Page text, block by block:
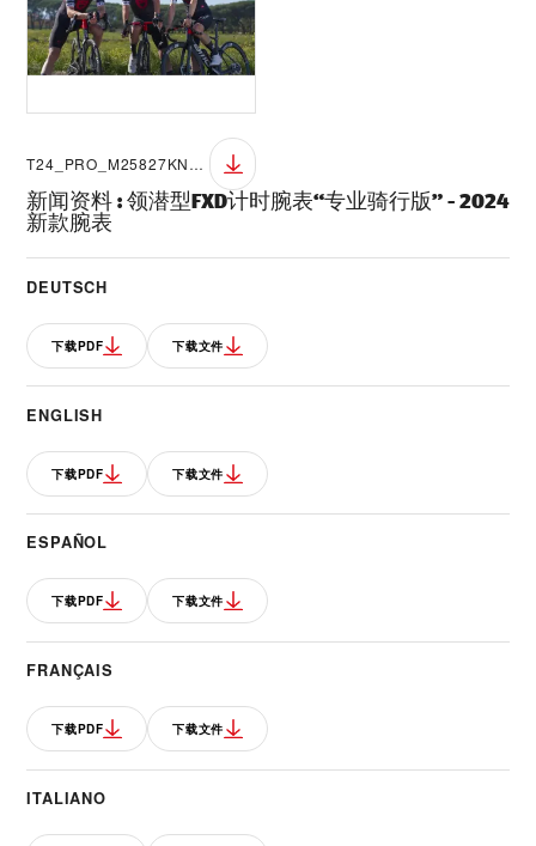
T24_PRO_M25827KN_3037
新闻资料:领潜型FXD计时腕表“专业骑行版” - 2024
新款腕表
DEUTSCH
下载PDF 下载文件
ENGLISH
下载PDF 下载文件
ESPAÑOL
下载PDF 下载文件
FRANÇAIS
下载PDF 下载文件
ITALIANO